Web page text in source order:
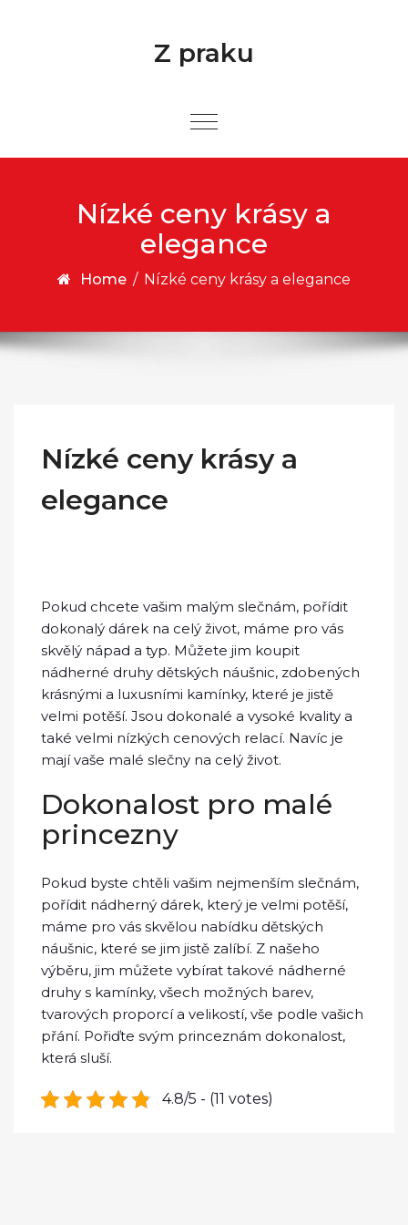
Z praku
Nízké ceny krásy a
elegance
Home / Nízké ceny krásy a elegance
Nízké ceny krásy a
elegance
Pokud chcete vašim malým slečnám, pořídit
dokonalý dárek na celý život, máme pro vás
skvělý nápad a typ. Můžete jim koupit
nádherné druhy dětských náušnic, zdobených
krásnými a luxusními kamínky, které je jistě
velmi potěší. Jsou dokonalé a vysoké kvality a
také velmi nízkých cenových relací. Navíc je
mají vaše malé slečny na celý život.
Dokonalost pro malé
princezny
Pokud byste chtěli vašim nejmenším slečnám,
pořídit nádherný dárek, který je velmi potěší,
máme pro vás skvělou nabídku dětských
náušnic, které se jim jistě zalíbí. Z našeho
výběru, jim můžete vybírat takové nádherné
druhy s kamínky, všech možných barev,
tvarových proporcí a velikostí, vše podle vašich
přání. Pořiďte svým princeznám dokonalost,
která sluší.
4.8/5 - (11 votes)